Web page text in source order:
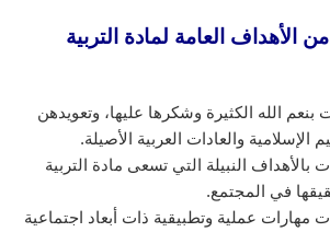
العامة لمادة التربية
بنعم الله الكثيرة وشكرها عليها، وتعويدهن
الإسلامية والعادات العربية الأصيلة.
بالأهداف النبيلة التي تسعى مادة التربية
في المجتمع.
مهارات عملية وتطبيقية ذات أبعاد اجتماعية